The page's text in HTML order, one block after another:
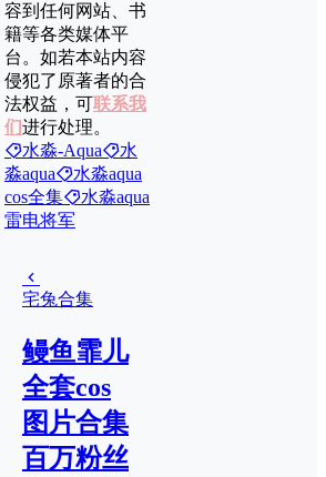
容到任何网站、书
籍等各类媒体平
台。如若本站内容
侵犯了原著者的合
法权益，可联系我
们进行处理。
水淼-Aqua
水
淼aqua
水淼aqua
cos全集
水淼aqua
雷电将军
宅兔合集
鳗鱼霏儿
全套cos
图片合集
百万粉丝